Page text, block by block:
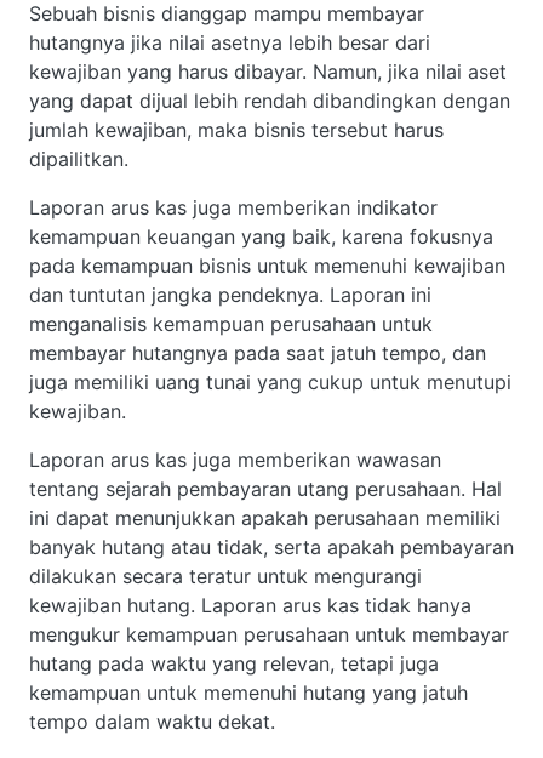
Sebuah bisnis dianggap mampu membayar
hutangnya jika nilai asetnya lebih besar dari
kewajiban yang harus dibayar. Namun, jika nilai aset
yang dapat dijual lebih rendah dibandingkan dengan
jumlah kewajiban, maka bisnis tersebut harus
dipailitkan.
Laporan arus kas juga memberikan indikator
kemampuan keuangan yang baik, karena fokusnya
pada kemampuan bisnis untuk memenuhi kewajiban
dan tuntutan jangka pendeknya. Laporan ini
menganalisis kemampuan perusahaan untuk
membayar hutangnya pada saat jatuh tempo, dan
juga memiliki uang tunai yang cukup untuk menutupi
kewajiban.
Laporan arus kas juga memberikan wawasan
tentang sejarah pembayaran utang perusahaan. Hal
ini dapat menunjukkan apakah perusahaan memiliki
banyak hutang atau tidak, serta apakah pembayaran
dilakukan secara teratur untuk mengurangi
kewajiban hutang. Laporan arus kas tidak hanya
mengukur kemampuan perusahaan untuk membayar
hutang pada waktu yang relevan, tetapi juga
kemampuan untuk memenuhi hutang yang jatuh
tempo dalam waktu dekat.